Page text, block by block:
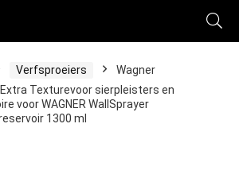
Verfsproeiers
Wagner
Texturevoor sierpleisters en
voor WAGNER WallSprayer
1300 ml